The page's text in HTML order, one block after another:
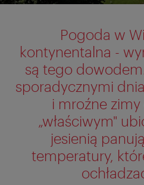
Pogoda w
kontynentalna -
są tego
sporadycznymi
i mroźne
„właściwym"
jesienią
temperatury,